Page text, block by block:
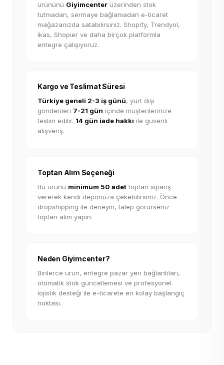
ürününü Giyimcenter üzerinden stok
tutmadan, sermaye bağlamadan e-ticaret
mağazanızda satabilirsiniz. Shopify, Trendyol,
ikas, Shopier ve daha birçok platformla
entegre çalışıyoruz.
Kargo ve Teslimat Süresi
Türkiye geneli 2-3 iş günü, yurt dışı
gönderileri 7-21 gün içinde müşterilerinize
teslim edilir. 14 gün iade hakkı ile güvenli
alışveriş.
Toptan Alım Seçeneği
Bu ürünü minimum 50 adettoptan sipariş
vererek kendi deponuza çekebilirsiniz. Önce
dropshipping ile deneyin, talep görürseniz
toptan alım yapın.
Neden Giyimcenter?
Binlerce ürün, entegre pazar yeri bağlantıları,
otomatik stok güncellemesi ve profesyonel
lojistik desteği ile e-ticarete en kolay başlangıç
noktası.